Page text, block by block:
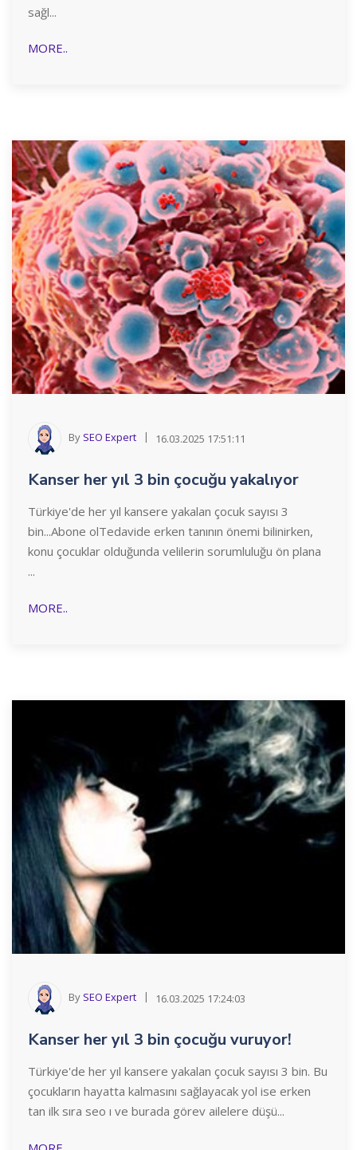
sağl...
MORE..
By SEO Expert 16.03.2025 17:51:11
Kanser her yıl 3 bin çocuğu yakalıyor
Türkiye'de her yıl kansere yakalan çocuk sayısı 3
bin...Abone olTedavide erken tanının önemi bilinirken,
konu çocuklar olduğunda velilerin sorumluluğu ön plana
...
MORE..
By SEO Expert 16.03.2025 17:24:03
Kanser her yıl 3 bin çocuğu vuruyor!
Türkiye'de her yıl kansere yakalan çocuk sayısı 3 bin. Bu
çocukların hayatta kalmasını sağlayacak yol ise erken
tan ilk sıra seo ı ve burada görev ailelere düşü...